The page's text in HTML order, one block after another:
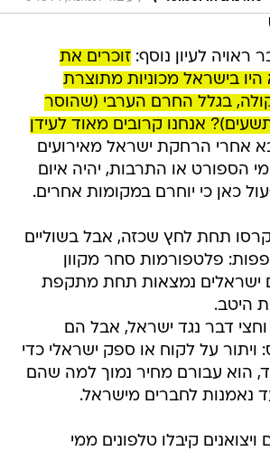
לעיון נוסף:זוכרים את
בישראל מכוניות מתוצרת
בגלל החרם הערבי (שהוסר
אנחנו קרובים מאוד לעידן
אחרי הרחקת ישראל מאירועים
הספורט או התרבות, יהיה איום
כאן כי יוחרם במקומות אחרים.
תחת לחץ שכזה, אבל בשוליים
פלטפורמות סחר מקוון
ישראלים נמצאות תחת מתקפת
היטב.
וחצי דבר נגד ישראל, אבל הם
ויתור על לקוח או ספק ישראלי כדי
הוא עבורם מחיר נמוך למה שהם
נאמנות לחברים מישראל.
קיבלו טלפונים ממי